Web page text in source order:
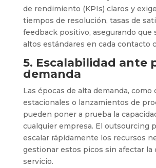
de rendimiento (KPIs) claros y
tiempos de resolución, tasas de
feedback positivo, asegurando que
altos estándares en cada contacto
5. Escalabilidad ante
demanda
Las épocas de alta demanda, como
estacionales o lanzamientos de
pueden poner a prueba la
cualquier empresa. El outsourcing
escalar rápidamente los recursos
gestionar estos picos sin afectar la
servicio.